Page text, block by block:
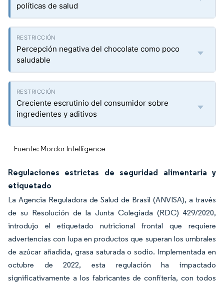
políticas de salud
Percepción negativa del chocolate como poco
saludable
Creciente escrutinio del consumidor sobre
ingredientes y aditivos
Fuente: Mordor Intelligence
Regulaciones estrictas de seguridad alimentaria y
etiquetado
La Agencia Reguladora de Salud de Brasil (ANVISA), a través
de su Resolución de la Junta Colegiada (RDC) 429/2020,
introdujo el etiquetado nutricional frontal que requiere
advertencias con lupa en productos que superan los umbrales
de azúcar añadida, grasa saturada o sodio. Implementada en
octubre de 2022, esta regulación ha impactado
significativamente a los fabricantes de confitería, con todos